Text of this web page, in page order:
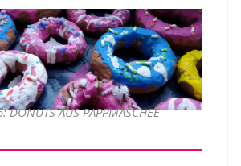
DONUTS AUS PAPPMASCHEE